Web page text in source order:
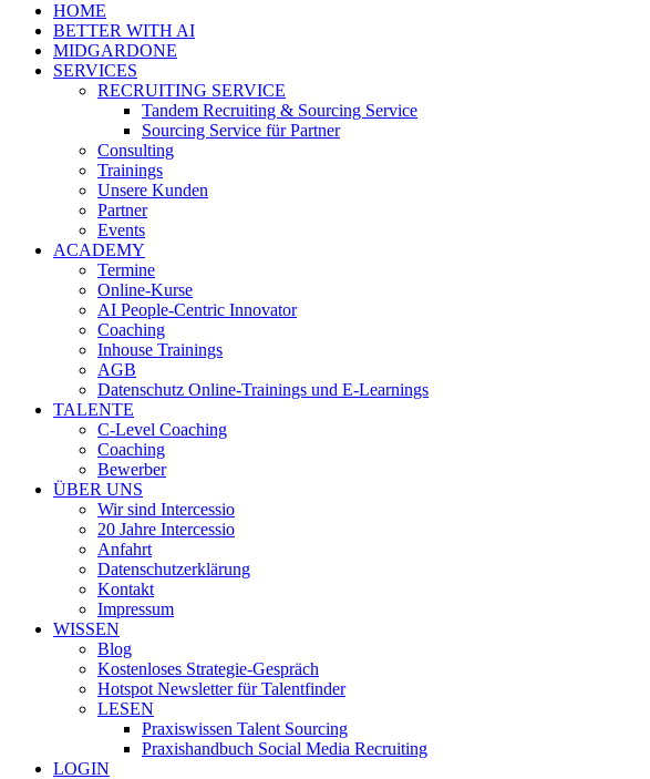
HOME
BETTER WITH AI
MIDGARDONE
SERVICES
RECRUITING SERVICE
Tandem Recruiting & Sourcing Service
Sourcing Service für Partner
Consulting
Trainings
Unsere Kunden
Partner
Events
ACADEMY
Termine
Online-Kurse
AI People-Centric Innovator
Coaching
Inhouse Trainings
AGB
Datenschutz Online-Trainings und E-Learnings
TALENTE
C-Level Coaching
Coaching
Bewerber
ÜBER UNS
Wir sind Intercessio
20 Jahre Intercessio
Anfahrt
Datenschutzerklärung
Kontakt
Impressum
WISSEN
Blog
Kostenloses Strategie-Gespräch
Hotspot Newsletter für Talentfinder
LESEN
Praxiswissen Talent Sourcing
Praxishandbuch Social Media Recruiting
LOGIN